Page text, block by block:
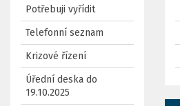
Potřebuji vyřídit
Telefonní seznam
Krizové řízení
Úřední deska do
19.10.2025